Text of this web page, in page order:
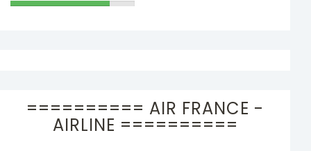
========== AIR FRANCE -
AIRLINE ==========